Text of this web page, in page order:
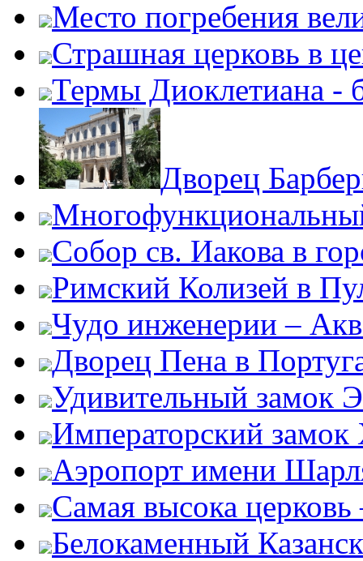
Место погребения
Страшная церковь в
Термы Диоклетиана -
Дворец
Собор св. Иакова в
Римский Колизей в
Чудо инженерии –
Дворец Пена в
Удивительный замок
Императорский замок
Аэропорт имени
Самая высока
Белокаменный